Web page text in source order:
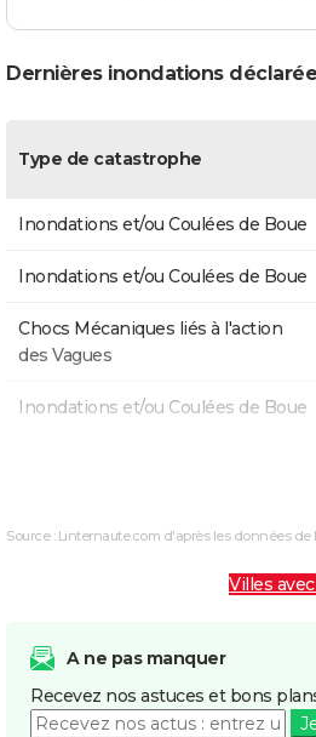
Dernières inondations
Type de catastrophe
Inondations et/ou Coulées de Boue
Inondations et/ou Coulées de Boue
Chocs Mécaniques liés à l'action
des Vagues
Inondations et/ou Coulées de Boue
Inondations et/ou Coulées de Boue
Source : Linternaute.com d'après les données de
Villes
A ne pas manquer
Recevez nos astuces et bons